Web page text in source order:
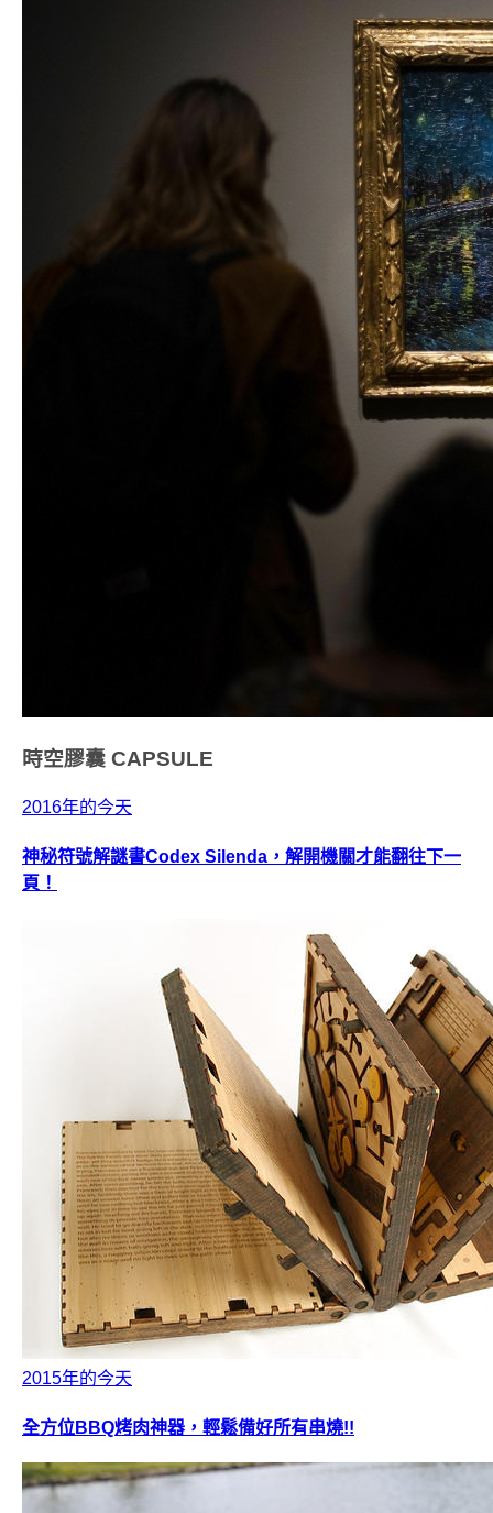
時空膠囊 CAPSULE
2016年的今天
神秘符號解謎書Codex Silenda，解開機關才能翻往下一
頁！
2015年的今天
全方位BBQ烤肉神器，輕鬆備好所有串燒!!